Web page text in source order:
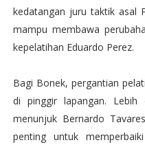
kedatangan juru taktik asal
mampu membawa
kepelatihan Eduardo Perez.
Bagi Bonek, pergantian
di pinggir lapangan. Lebih
menunjuk Bernardo
penting untuk